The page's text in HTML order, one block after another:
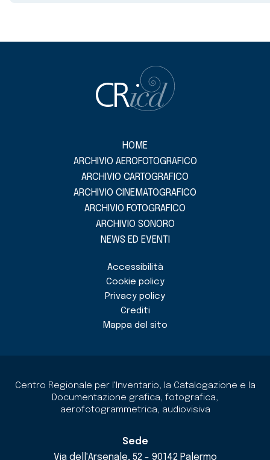
HOME
ARCHIVIO AEROFOTOGRAFICO
ARCHIVIO CARTOGRAFICO
ARCHIVIO CINEMATOGRAFICO
ARCHIVIO FOTOGRAFICO
ARCHIVIO SONORO
NEWS ED EVENTI
Accessibilità
Cookie policy
Privacy policy
Crediti
Mappa del sito
Centro Regionale per l'Inventario, la Catalogazione e la
Documentazione grafica, fotografica,
aerofotogrammetrica, audiovisiva
Sede
Via dell'Arsenale, 52 - 90142 Palermo